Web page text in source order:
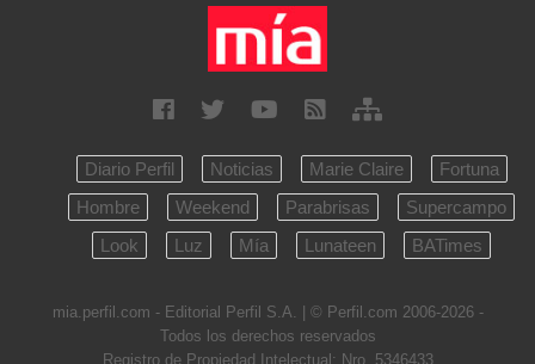
Diario Perfil Noticias Marie Claire
Fortuna
Hombre
Weekend Parabrisas
Supercampo
Look
Luz Mía Lunateen BATimes
mia.perfil.com - Editorial Perfil S.A. | © Perfil.com 2006-2026 -
Todos los derechos reservados
Registro de Propiedad Intelectual: Nro. 5346433